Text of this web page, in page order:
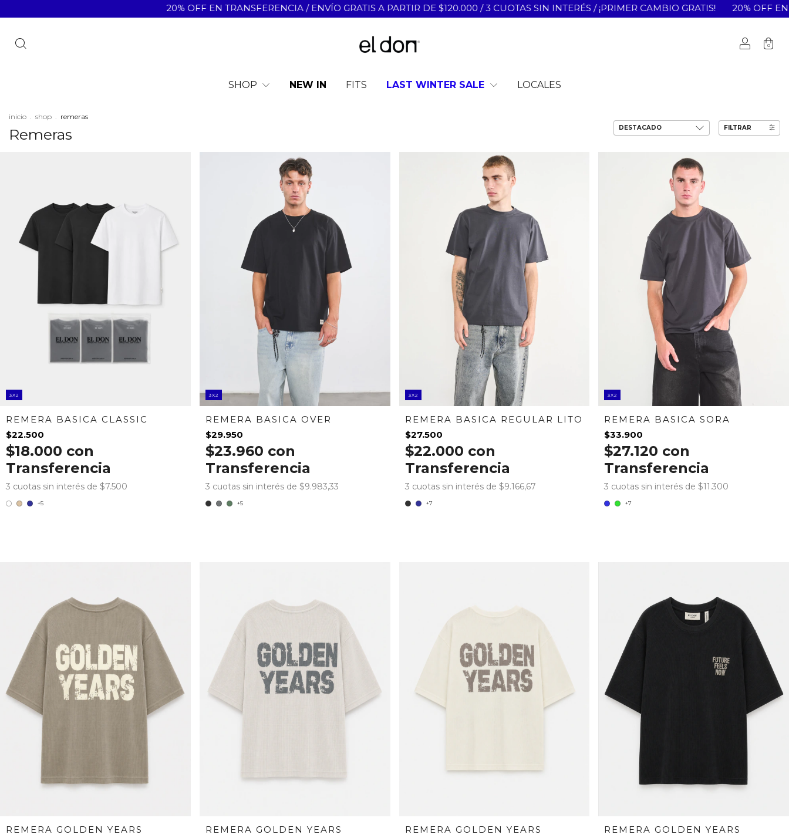
20% OFF EN TRANSFERENCIA / ENVÍO GRATIS A PARTIR DE $120.000 / 3 CUOTAS SIN INTERÉS / ¡PRIMER CAMBIO GRATIS! 20% OFF EN TRANSFERENCIA /
0
SHOP NEW IN LAST WINTER SALE LOCALES
inicio . shop . remeras
Remeras FILTRAR
3X2
REMERA BASICA CLASSIC
$22.500
$18.000 con
Transferencia
+5
3 cuotas sin interés de $7.500
3X2
REMERA BASICA OVER
$29.950
$23.960 con
Transferencia
+5
3 cuotas sin interés de $9.983,33
3X2
REMERA BASICA REGULAR LITO
$27.500
$22.000 con
Transferencia
+7
3 cuotas sin interés de $9.166,67
3X2
REMERA BASICA SORA
$33.900
$27.120 con
Transferencia
+7
3 cuotas sin interés de $11.300
REMERA GOLDEN YEARS
REMERA GOLDEN YEARS
REMERA GOLDEN YEARS
REMERA GOLDEN YEARS